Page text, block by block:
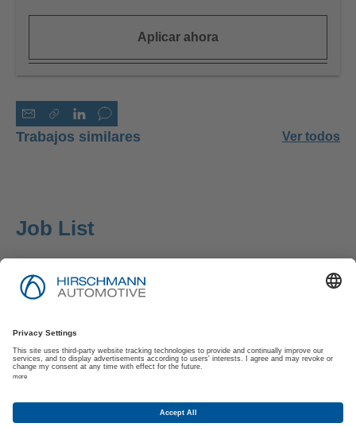
Aplicar ahora
Trabajos similares Ver todos
Job List
Pie de Imprenta
Política de Privacidad
Política de Privacidad de los Solicitantes